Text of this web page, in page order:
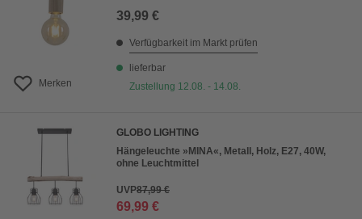
Merken
39,99 €
Verfügbarkeit im Markt prüfen
lieferbar
Zustellung 12.08. - 14.08.
GLOBO LIGHTING
Hängeleuchte »MINA«, Metall, Holz, E27, 40W,
ohne Leuchtmittel
UVP87,99 €
69,99 €